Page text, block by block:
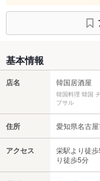
基本情報
店名 韓国居酒屋
韓国料理 韓国
プサル
住所 愛知県名古
アクセス
栄駅より徒
り徒歩5分